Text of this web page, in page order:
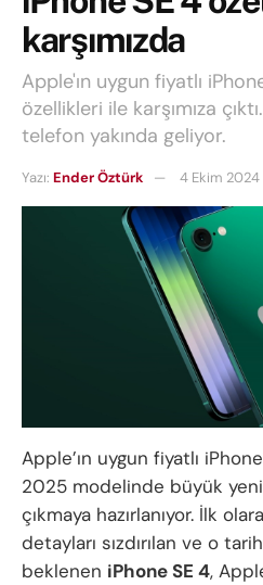
karşımızda
Apple'ın uygun fiyatlı
özellikleri ile karşımıza
telefon yakında geliyor.
Yazı: Ender Öztürk 4 Ekim 2024
Apple’ın uygun fiyatlı
2025 modelinde büyük
çıkmaya hazırlanıyor. İlk
detayları sızdırılan ve o
beklenen iPhone SE 4,